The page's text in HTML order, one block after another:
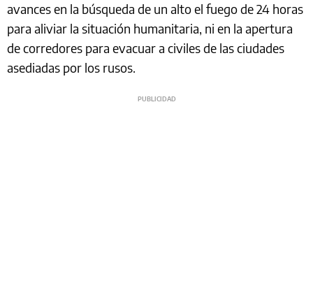
avances en la búsqueda de un alto el fuego de 24 horas
para aliviar la situación humanitaria, ni en la apertura
de corredores para evacuar a civiles de las ciudades
asediadas por los rusos.